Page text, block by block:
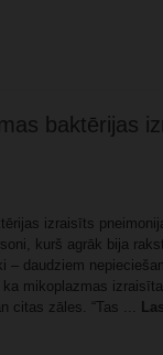
baktērijas
izraisīts
kurš agrāk bija
daudziem
mikoplazmas
citas zāles. “Tas ...